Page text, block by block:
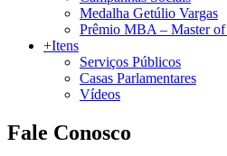
Medalha Getúlio Vargas
Prêmio MBA – Master
+Itens
Serviços Públicos
Casas Parlamentares
Vídeos
Fale Conosco